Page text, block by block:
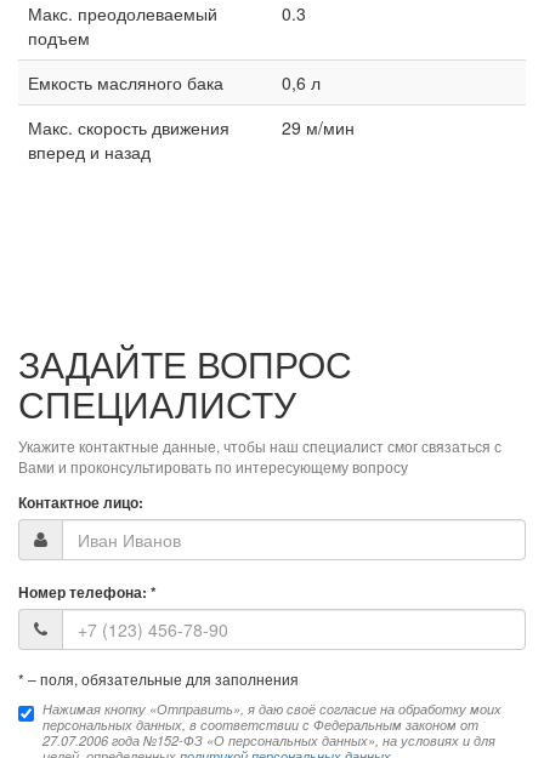
Макс. преодолеваемый
подъем
0.3
Емкость масляного бака
0,6 л
Макс. скорость движения
вперед и назад
29 м/мин
ЗАДАЙТЕ ВОПРОС
СПЕЦИАЛИСТУ
Укажите контактные данные, чтобы наш специалист смог связаться с
Вами и проконсультировать по интересующему вопросу
Контактное лицо:
Номер телефона: *
* – поля, обязательные для заполнения
Нажимая кнопку «Отправить», я даю своё согласие на обработку моих
персональных данных, в соответствии с Федеральным законом от
27.07.2006 года №152-ФЗ «О персональных данных», на условиях и для